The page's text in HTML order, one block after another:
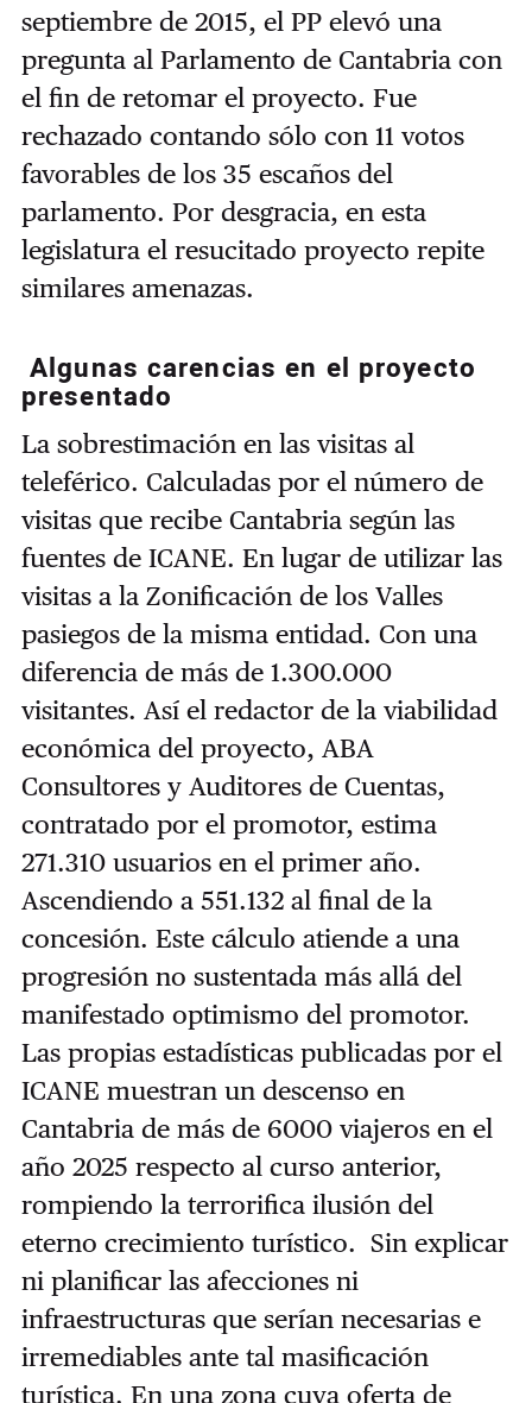
septiembre de 2015, el PP elevó una
pregunta al Parlamento de Cantabria con
el fin de retomar el proyecto. Fue
rechazado contando sólo con 11 votos
favorables de los 35 escaños del
parlamento. Por desgracia, en esta
legislatura el resucitado proyecto repite
similares amenazas.
Algunas carencias en el proyecto
presentado
La sobrestimación en las visitas al
teleférico. Calculadas por el número de
visitas que recibe Cantabria según las
fuentes de ICANE. En lugar de utilizar las
visitas a la Zonificación de los Valles
pasiegos de la misma entidad. Con una
diferencia de más de 1.300.000
visitantes. Así el redactor de la viabilidad
económica del proyecto, ABA
Consultores y Auditores de Cuentas,
contratado por el promotor, estima
271.310 usuarios en el primer año.
Ascendiendo a 551.132 al final de la
concesión. Este cálculo atiende a una
progresión no sustentada más allá del
manifestado optimismo del promotor.
Las propias estadísticas publicadas por el
ICANE muestran un descenso en
Cantabria de más de 6000 viajeros en el
año 2025 respecto al curso anterior,
rompiendo la terrorifica ilusión del
eterno crecimiento turístico. Sin explicar
ni planificar las afecciones ni
infraestructuras que serían necesarias e
irremediables ante tal masificación
turística. En una zona cuya oferta de